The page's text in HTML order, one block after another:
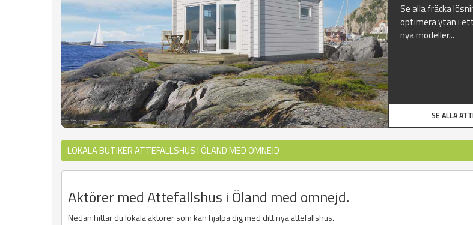
Se alla fräcka
optimera ytan i
nya modeller...
SE ALLA
LOKALA BUTIKER ATTEFALLSHUS I ÖLAND MED OMNEJD
Aktörer med Attefallshus i Öland med omnejd.
Nedan hittar du lokala aktörer som kan hjälpa dig med ditt nya attefallshus.